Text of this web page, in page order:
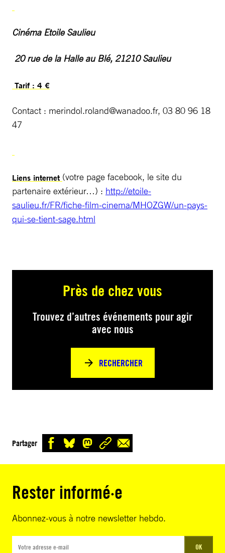
Cinéma Etoile Saulieu
20 rue de la Halle au Blé, 21210 Saulieu
Tarif : 4 €
Contact : merindol.roland@wanadoo.fr, 03 80 96 18
47
Liens internet (votre page facebook, le site du
partenaire extérieur…) : http://etoile-
saulieu.fr/FR/fiche-film-cinema/MHOZGW/un-pays-
qui-se-tient-sage.html
Près de chez vous
Trouvez d’autres événements pour agir
avec nous
RECHERCHER
Partager
Rester informé·e
Abonnez-vous à notre newsletter hebdo.
OK